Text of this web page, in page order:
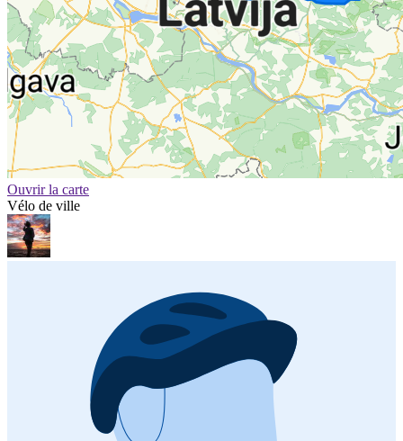
Ouvrir la carte
Vélo de ville